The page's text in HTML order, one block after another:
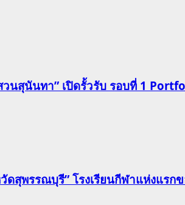
วนสุนันทา” เปิดรั้วรับ รอบที่ 1
วัดสุพรรณบุรี” โรงเรียนกีฬาแห่งแ